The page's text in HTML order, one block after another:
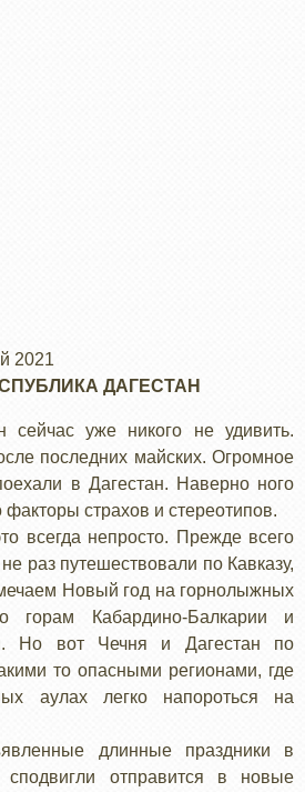
2021
ДАГЕСТАН
сейчас уже никого не удивить.
последних майских. Огромное
в Дагестан. Наверно ного
страхов и стереотипов.
всегда непросто. Прежде всего
раз путешествовали по Кавказу,
Новый год на горнолыжных
горам Кабардино-Балкарии и
Но вот Чечня и Дагестан по
то опасными регионами, где
аулах легко напороться на
длинные праздники в
отправится в новые